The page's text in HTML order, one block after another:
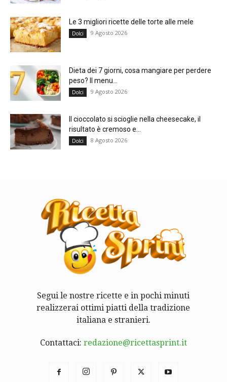
Le 3 migliori ricette delle torte alle mele
Dolci 9 Agosto 2026
Dieta dei 7 giorni, cosa mangiare per perdere
peso? Il menu...
Dolci 9 Agosto 2026
Il cioccolato si scioglie nella cheesecake, il
risultato è cremoso e...
Dolci 8 Agosto 2026
Segui le nostre ricette e in pochi minuti
realizzerai ottimi piatti della tradizione
italiana e stranieri.
Contattaci: redazione@ricettasprint.it